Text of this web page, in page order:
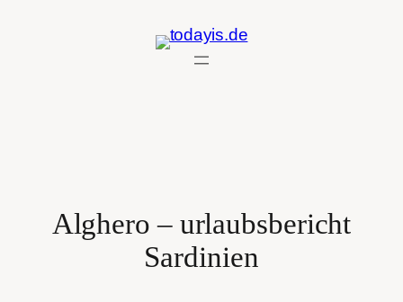
Alghero – urlaubsbericht
Sardinien